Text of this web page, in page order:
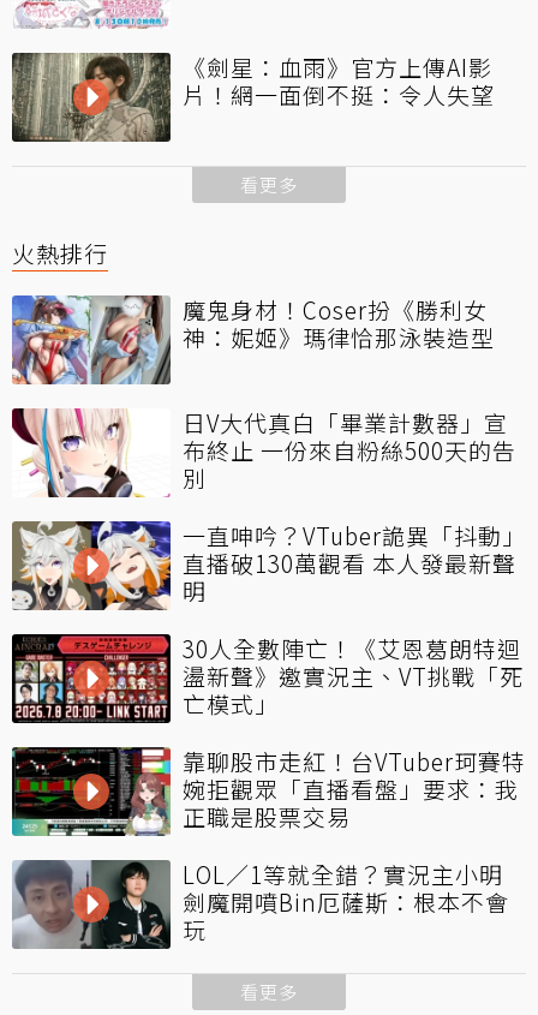
《劍星：血雨》官方上傳AI影
片！網一面倒不挺：令人失望
看更多
火熱排行
魔鬼身材！Coser扮《勝利女
神：妮姬》瑪律恰那泳裝造型
日V大代真白「畢業計數器」宣
布終止 一份來自粉絲500天的告
別
一直呻吟？VTuber詭異「抖動」
直播破130萬觀看 本人發最新聲
明
30人全數陣亡！《艾恩葛朗特迴
盪新聲》邀實況主、VT挑戰「死
亡模式」
靠聊股市走紅！台VTuber珂賽特
婉拒觀眾「直播看盤」要求：我
正職是股票交易
LOL／1等就全錯？實況主小明
劍魔開噴Bin厄薩斯：根本不會
玩
看更多